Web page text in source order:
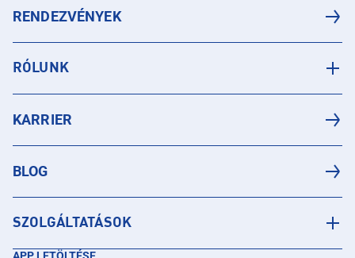
RENDEZVÉNYEK
RÓLUNK
KARRIER
BLOG
SZOLGÁLTATÁSOK